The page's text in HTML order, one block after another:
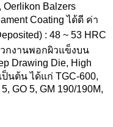
Oerlikon Balzers
Coating ได้ดี ค่า
: 48 ~ 53 HRC
กงานพอกผิวแข็งบน
Drawing Die, High
นต้น ได้แก่ TGC-600,
GO 5, GM 190/190M,